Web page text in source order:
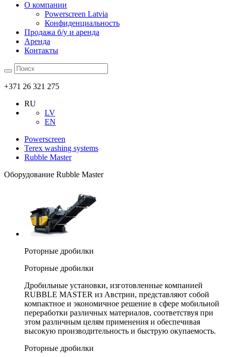
О компании
Powerscreen Latvia
Конфиденциальность
Продажа б/у и аренда
Аренда
Контакты
+371 26 321 275
RU
LV
EN
Powerscreen
Terex washing systems
Rubble Master
Оборудование Rubble Master
Роторные дробилки
Роторные дробилки
Дробильные установки, изготовленные компанией
RUBBLE MASTER из Австрии, представляют собой
компактное и экономичное решение в сфере мобильной
переработки различных материалов, соответствуя при
этом различным целям применения и обеспечивая
высокую производительность и быструю окупаемость.
Роторные дробилки